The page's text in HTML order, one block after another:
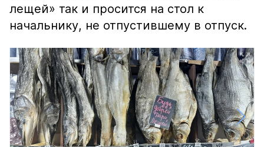
лещей» так и просится на стол к
начальнику, не отпустившему в отпуск.